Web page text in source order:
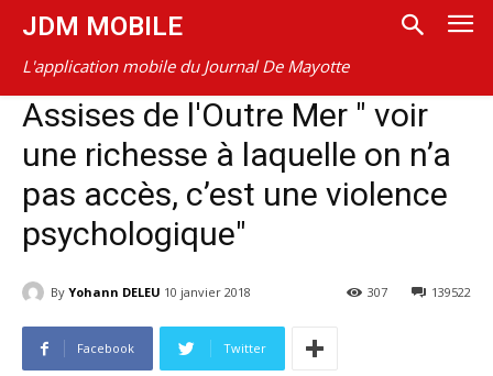
JDM MOBILE
L'application mobile du Journal De Mayotte
Assises de l'Outre Mer " voir
une richesse à laquelle on n’a
pas accès, c’est une violence
psychologique"
By Yohann DELEU 10 janvier 2018 139522
307
Facebook Twitter